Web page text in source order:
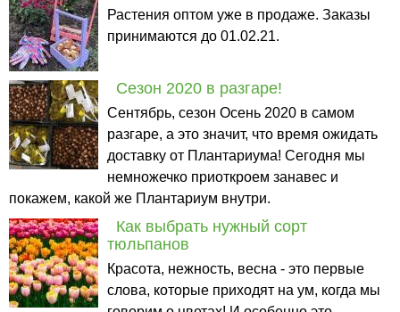
Растения оптом уже в продаже. Заказы
принимаются до 01.02.21.
Cезон 2020 в разгаре!
Сентябрь, сезон Осень 2020 в самом
разгаре, а это значит, что время ожидать
доставку от Плантариума! Сегодня мы
немножечко приоткроем занавес и
покажем, какой же Плантариум внутри.
Как выбрать нужный сорт
тюльпанов
Красота, нежность, весна - это первые
слова, которые приходят на ум, когда мы